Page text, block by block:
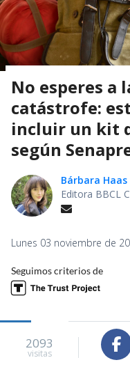
No esperes a
catástrofe:
incluir un kit
según
Bárbara Haas
Editora BBCL
Lunes 03 noviembre de
Seguimos criterios de
2093
visitas